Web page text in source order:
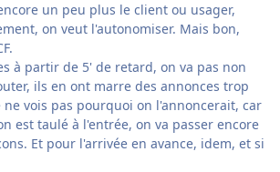
un peu plus le client ou usager,
on veut l'autonomiser. Mais bon,
à partir de 5' de retard, on va pas non
ils en ont marre des annonces trop
ne vois pas pourquoi on l'annoncerait, car
est taulé à l'entrée, on va passer encore
Et pour l'arrivée en avance, idem, et si